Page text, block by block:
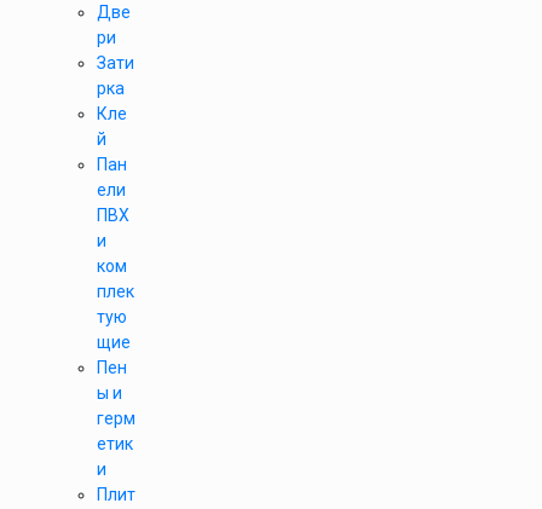
Две
ри
Зати
рка
Кле
й
Пан
ели
ПВХ
и
ком
плек
тую
щие
Пен
ы и
герм
етик
и
Плит